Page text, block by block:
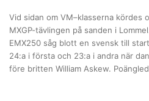
Vid sidan om VM–klasserna kördes
MXGP-tävlingen på sanden i
EMX250 såg blott en svensk till
24:a i första och 23:a i andra när
före britten William Askew.